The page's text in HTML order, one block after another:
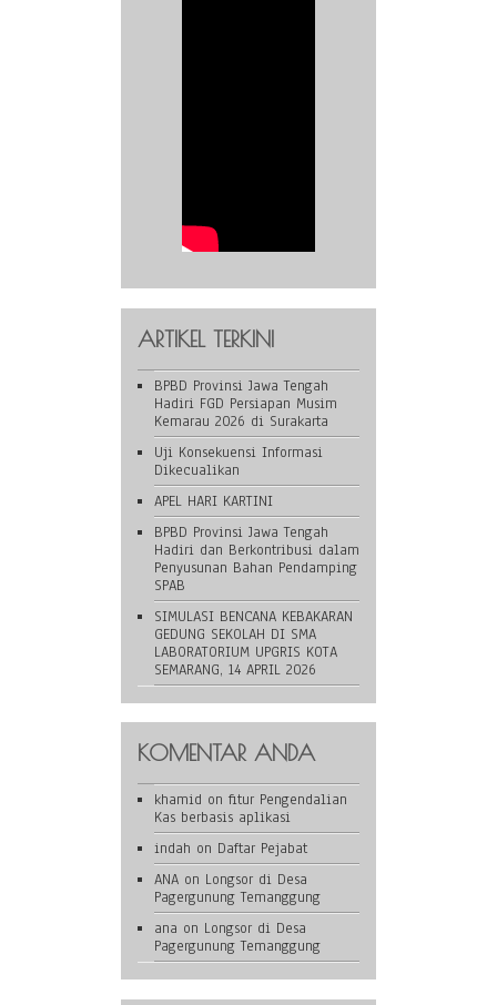
ARTIKEL TERKINI
BPBD Provinsi Jawa Tengah
Hadiri FGD Persiapan Musim
Kemarau 2026 di Surakarta
Uji Konsekuensi Informasi
Dikecualikan
APEL HARI KARTINI
BPBD Provinsi Jawa Tengah
Hadiri dan Berkontribusi dalam
Penyusunan Bahan Pendamping
SPAB
SIMULASI BENCANA KEBAKARAN
GEDUNG SEKOLAH DI SMA
LABORATORIUM UPGRIS KOTA
SEMARANG, 14 APRIL 2026
KOMENTAR ANDA
khamid on fitur Pengendalian
Kas berbasis aplikasi
indah on Daftar Pejabat
ANA on Longsor di Desa
Pagergunung Temanggung
ana on Longsor di Desa
Pagergunung Temanggung